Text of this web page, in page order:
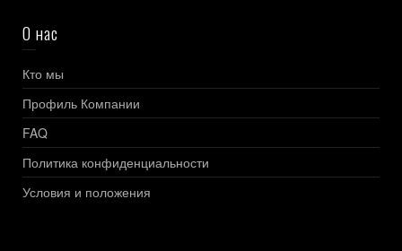
О нас
Кто мы
Профиль Компании
FAQ
Политика конфиденциальности
Условия и положения